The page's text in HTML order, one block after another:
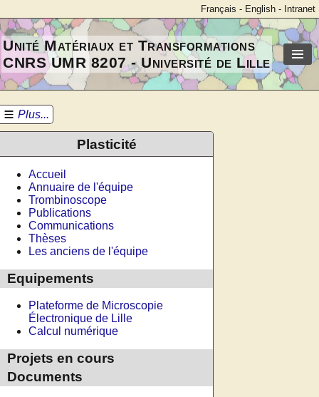
Français - English - Intranet
Unité Matériaux et Transformations
CNRS UMR 8207 - Université de Lille
Plus...
Plasticité
Accueil
Annuaire de l'équipe
Trombinoscope
Publications
Communications
Thèses
Les anciens de l'équipe
Equipements
Plateforme de Microscopie
Électronique de Lille
Calcul numérique
Projets en cours
Documents